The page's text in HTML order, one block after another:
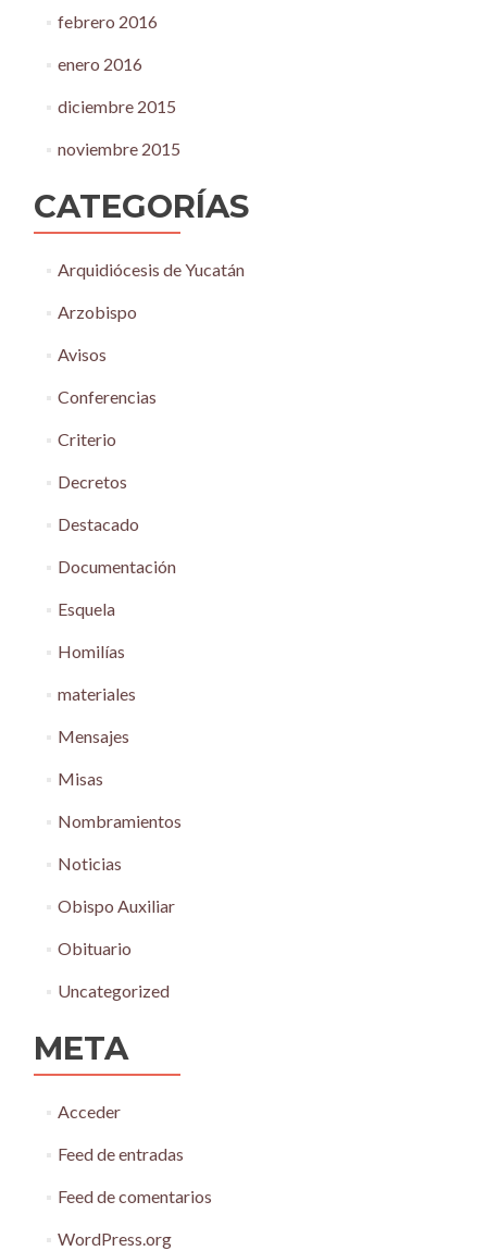
febrero 2016
enero 2016
diciembre 2015
noviembre 2015
CATEGORÍAS
Arquidiócesis de Yucatán
Arzobispo
Avisos
Conferencias
Criterio
Decretos
Destacado
Documentación
Esquela
Homilías
materiales
Mensajes
Misas
Nombramientos
Noticias
Obispo Auxiliar
Obituario
Uncategorized
META
Acceder
Feed de entradas
Feed de comentarios
WordPress.org